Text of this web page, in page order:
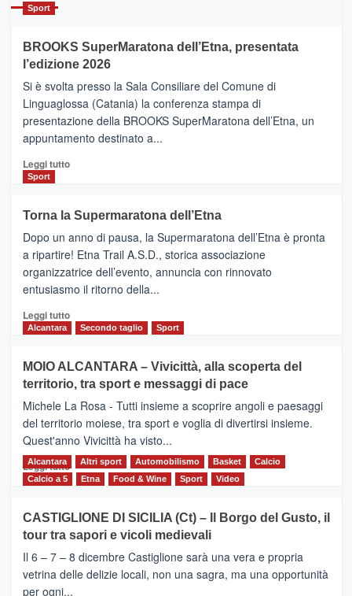
con
la
Al
via
i
collegamenti
Sport
BROOKS SuperMaratona dell’Etna, presentata
l’edizione 2026
Si è svolta presso la Sala Consiliare del Comune di
Linguaglossa (Catania) la conferenza stampa di
presentazione della BROOKS SuperMaratona dell’Etna, un
appuntamento destinato a...
Leggi tuttoLeggi
BROOKS
SuperMaratona
dell’Etna,
presentata
l’edizione
2026
Sport
Torna la Supermaratona dell’Etna
Dopo un anno di pausa, la Supermaratona dell’Etna è pronta
a ripartire! Etna Trail A.S.D., storica associazione
organizzatrice dell’evento, annuncia con rinnovato
entusiasmo il ritorno della...
Leggi tuttoLeggi
Torna
la
Supermaratona
dell’Etna
Alcantara Secondo taglio Sport
MOIO ALCANTARA – Vivicittà, alla scoperta del
territorio, tra sport e messaggi di pace
Michele La Rosa - Tutti insieme a scoprire angoli e paesaggi
del territorio moiese, tra sport e voglia di divertirsi insieme.
Quest'anno Vivicittà ha visto...
Leggi tutto Leggi
MOIO
ALCANTARA
–
Vivicittà,
alla
Alcantara Altri sport Automobilismo Basket
Calcio
Calcio a 5
Etna Food & Wine Sport Video
CASTIGLIONE DI SICILIA (Ct) – Il Borgo del Gusto, il
tour tra sapori e vicoli medievali
Il 6 – 7 – 8 dicembre Castiglione sarà una vera e propria
vetrina delle delizie locali, non una sagra, ma una opportunità
per ogni...